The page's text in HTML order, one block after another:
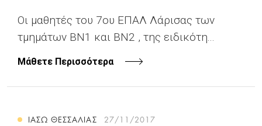
Οι μαθητές του 7ου ΕΠΑΛ Λάρισας των
τμημάτων ΒΝ1 και ΒΝ2 , της ειδικότη...
Μάθετε Περισσότερα
ΙΑΣΩ ΘΕΣΣΑΛΙΑΣ 27/11/2017